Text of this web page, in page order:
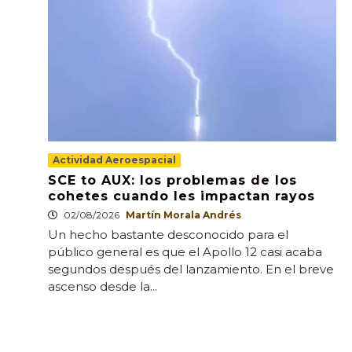
Actividad Aeroespacial
SCE to AUX: los problemas de los
cohetes cuando les impactan rayos
02/08/2026 Martín Morala Andrés
Un hecho bastante desconocido para el
público general es que el Apollo 12 casi acaba
segundos después del lanzamiento. En el breve
ascenso desde la...